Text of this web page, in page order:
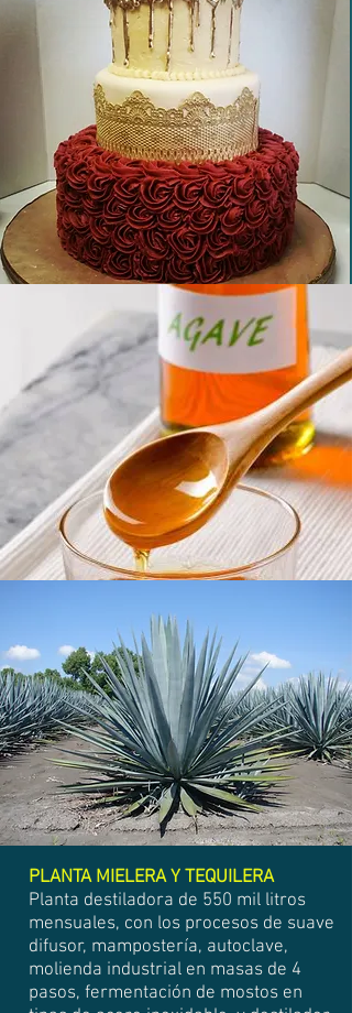
PLANTA MIELERA Y TEQUILERA
Planta destiladora de 550 mil litros
mensuales, con los procesos de suave
difusor, mampostería, autoclave,
molienda industrial en masas de 4
pasos, fermentación de mostos en